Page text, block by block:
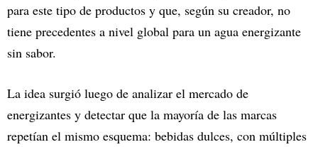
para este tipo de productos y que, según su creador, no
tiene precedentes a nivel global para un agua energizante
sin sabor.
La idea surgió luego de analizar el mercado de
energizantes y detectar que la mayoría de las marcas
repetían el mismo esquema: bebidas dulces, con múltiples